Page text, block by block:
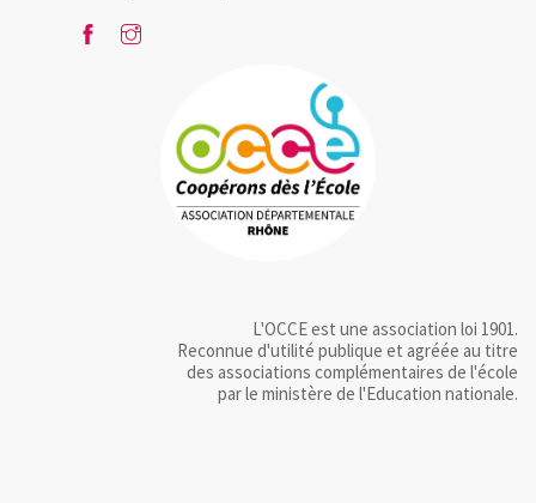
L'OCCE est une association loi 1901.
Reconnue d'utilité publique et agréée au titre
des associations complémentaires de l'école
par le ministère de l'Education nationale.